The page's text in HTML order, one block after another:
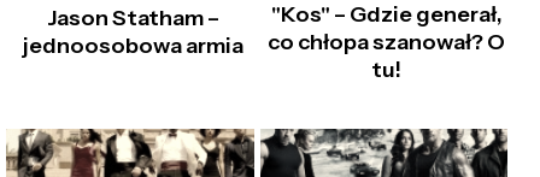
Jason Statham –
jednoosobowa armia
"Kos" – Gdzie generał,
co chłopa szanował? O
tu!